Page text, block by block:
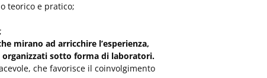
teorico e pratico;
mirano ad arricchire l’esperienza,
organizzati sotto forma di laboratori.
che favorisce il coinvolgimento